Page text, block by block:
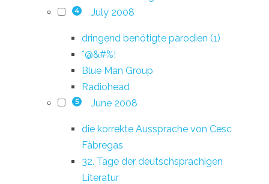
4 July 2008
dringend benötigte parodien (1)
*@&#%!
Blue Man Group
Radiohead
5 June 2008
die korrekte Aussprache von Cesc
Fàbregas
32. Tage der deutschsprachigen
Literatur